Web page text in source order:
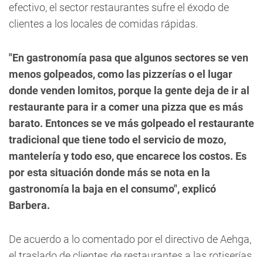
efectivo, el sector restaurantes sufre el éxodo de
clientes a los locales de comidas rápidas.
"En gastronomía pasa que algunos sectores se ven
menos golpeados, como las pizzerías o el lugar
donde venden lomitos, porque la gente deja de ir al
restaurante para ir a comer una pizza que es más
barato. Entonces se ve más golpeado el restaurante
tradicional que tiene todo el servicio de mozo,
mantelería y todo eso, que encarece los costos. Es
por esta situación donde más se nota en la
gastronomía la baja en el consumo", explicó
Barbera.
De acuerdo a lo comentado por el directivo de Aehga,